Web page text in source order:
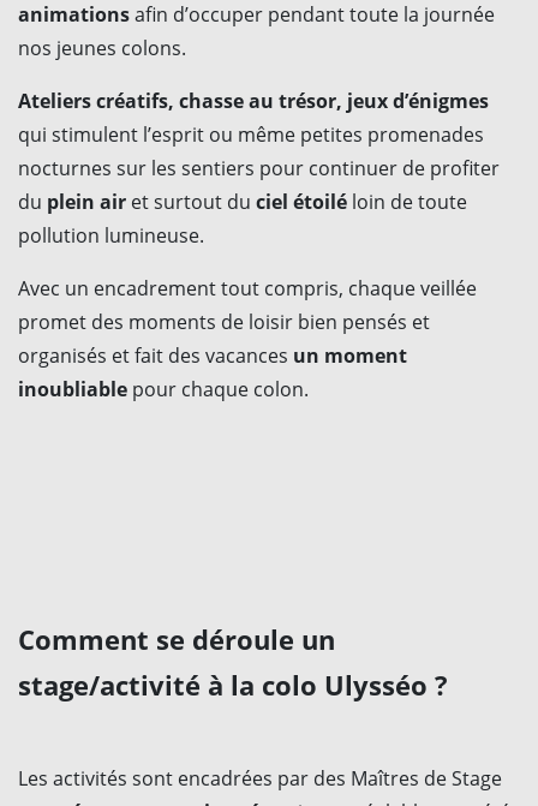
animationsafin d’occuper pendant toute la journée
nos jeunes colons.
Ateliers créatifs, chasse au trésor, jeux d’énigmes
qui stimulent l’esprit ou même petites promenades
nocturnes sur les sentiers pour continuer de profiter
du plein air et surtout du ciel étoilé loin de toute
pollution lumineuse.
Avec un encadrement tout compris, chaque veillée
promet des moments de loisir bien pensés et
organisés et fait des vacances un moment
inoubliable pour chaque colon.
Comment se déroule un
stage/activité à la colo Ulysséo ?
Les activités sont encadrées par des Maîtres de Stage